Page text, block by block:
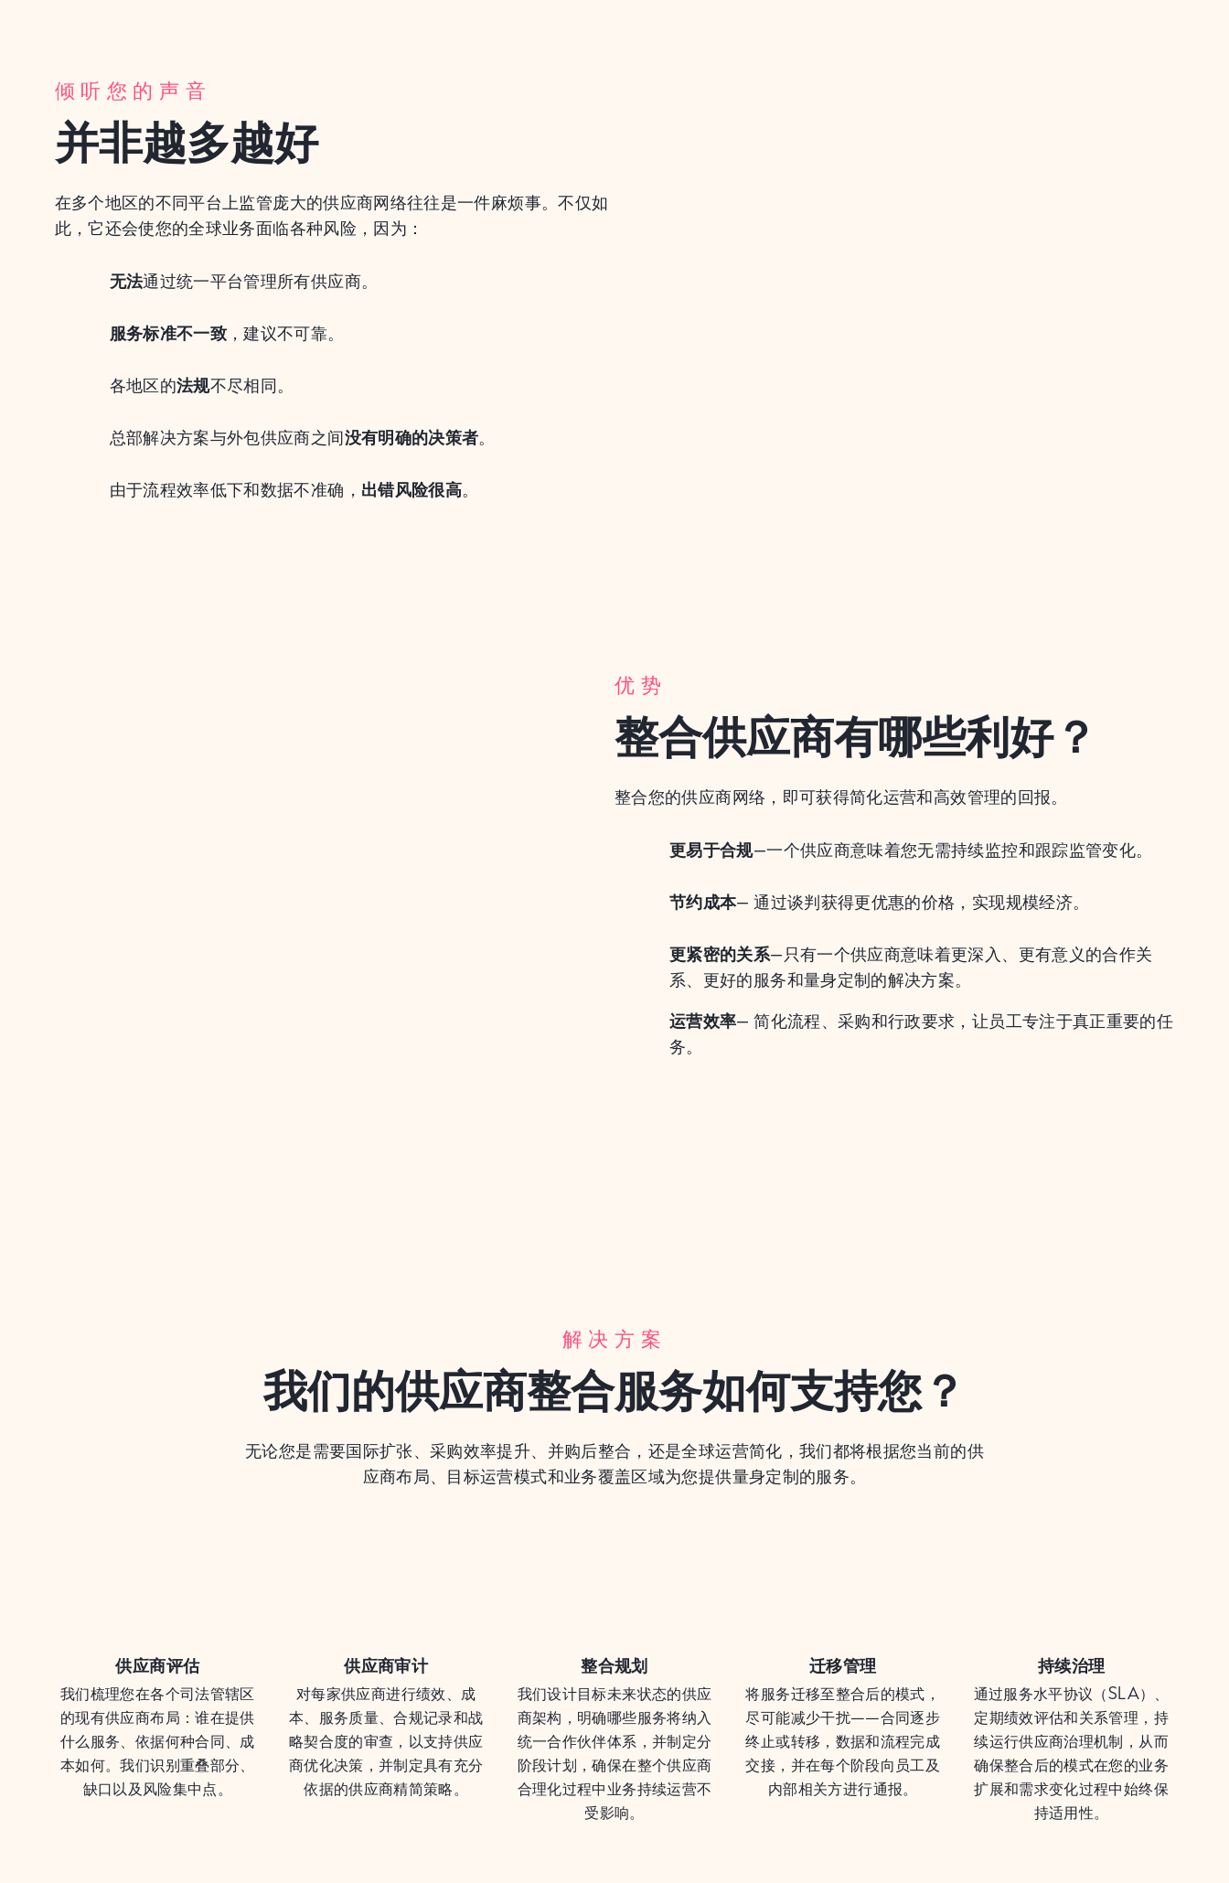
倾听您的声音
并非越多越好
在多个地区的不同平台上监管庞大的供应商网络往往是一件麻烦事。不仅如
此，它还会使您的全球业务面临各种风险，因为：
无法通过统一平台管理所有供应商。
服务标准不一致 ，建议不可靠。
各地区的法规不尽相同。
总部解决方案与外包供应商之间没有明确的决策者。
由于流程效率低下和数据不准确， 出错风险很高。
优势
整合供应商有哪些利好？
整合您的供应商网络，即可获得简化运营和高效管理的回报。
更易于合规–一个供应商意味着您无需持续监控和跟踪监管变化。
节约成本– 通过谈判获得更优惠的价格，实现规模经济。
更紧密的关系–只有一个供应商意味着更深入、更有意义的合作关
系、更好的服务和量身定制的解决方案。
运营效率– 简化流程、采购和行政要求，让员工专注于真正重要的任
务。
解决方案
我们的供应商整合服务如何支持您？
无论您是需要国际扩张、采购效率提升、并购后整合，还是全球运营简化，我们都将根据您当前的供
应商布局、目标运营模式和业务覆盖区域为您提供量身定制的服务。
供应商评估
我们梳理您在各个司法管辖区
的现有供应商布局：谁在提供
什么服务、依据何种合同、成
本如何。我们识别重叠部分、
缺口以及风险集中点。
供应商审计
对每家供应商进行绩效、成
本、服务质量、合规记录和战
略契合度的审查，以支持供应
商优化决策，并制定具有充分
依据的供应商精简策略。
整合规划
我们设计目标未来状态的供应
商架构，明确哪些服务将纳入
统一合作伙伴体系，并制定分
阶段计划，确保在整个供应商
合理化过程中业务持续运营不
受影响。
迁移管理
将服务迁移至整合后的模式，
尽可能减少干扰——合同逐步
终止或转移，数据和流程完成
交接，并在每个阶段向员工及
内部相关方进行通报。
持续治理
通过服务水平协议（SLA）、
定期绩效评估和关系管理，持
续运行供应商治理机制，从而
确保整合后的模式在您的业务
扩展和需求变化过程中始终保
持适用性。